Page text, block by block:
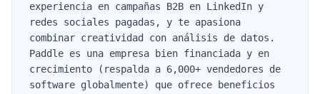
experiencia en campañas B2B en LinkedIn y
redes sociales pagadas, y te apasiona
combinar creatividad con análisis de datos.
Paddle es una empresa bien financiada y en
crecimiento (respalda a 6,000+ vendedores de
software globalmente) que ofrece beneficios